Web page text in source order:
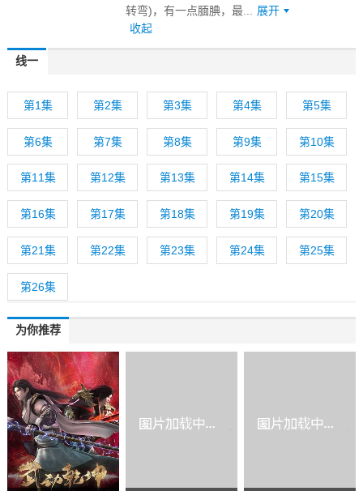
转弯)，有一点腼腆，最...
展开
收起
线一
第1集 第2集 第3集 第4集 第5集
第6集 第7集 第8集 第9集 第10集
第11集 第12集 第13集 第14集 第15集
第16集 第17集 第18集 第19集 第20集
第21集 第22集 第23集 第24集 第25集
第26集
为你推荐